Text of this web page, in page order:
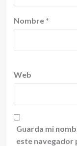
Nombre *
Web
Guarda mi
este navegador